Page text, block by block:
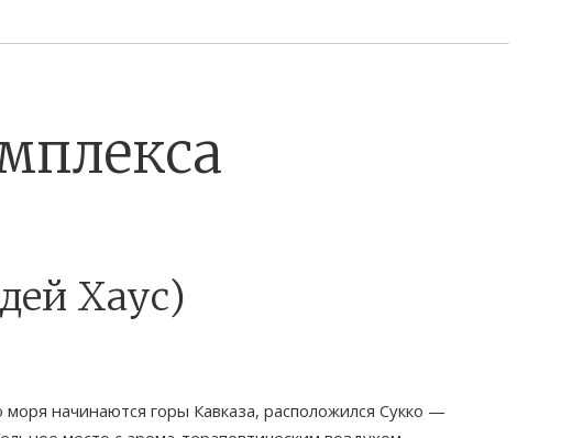
Хаус)
начинаются горы Кавказа, расположился Сукко —